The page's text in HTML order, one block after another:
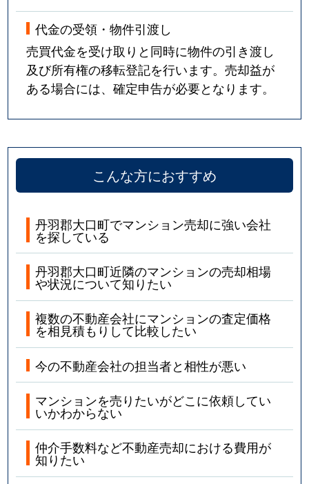
代金の受領・物件引渡し
売買代金を受け取りと同時に物件の引き渡し
及び所有権の移転登記を行います。売却益が
ある場合には、確定申告が必要となります。
こんな方におすすめ
丹羽郡大口町でマンション売却に強い会社
を探している
丹羽郡大口町近隣のマンションの売却相場
や状況について知りたい
複数の不動産会社にマンションの査定価格
を相見積もりして比較したい
今の不動産会社の担当者と相性が悪い
マンションを売りたいがどこに依頼してい
いかわからない
仲介手数料など不動産売却における費用が
知りたい